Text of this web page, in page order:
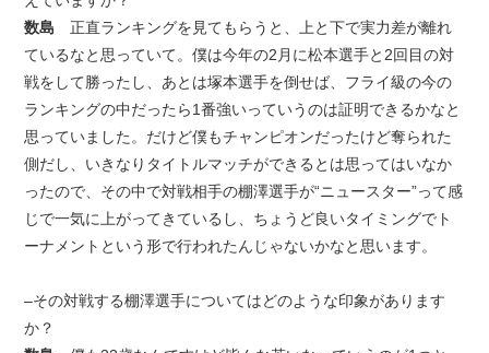
数島 正直ランキングを見てもらうと、上と下で実力差が離れ
ているなと思っていて。僕は今年の2月に松本選手と2回目の対
戦をして勝ったし、あとは塚本選手を倒せば、フライ級の今の
ランキングの中だったら1番強いっていうのは証明できるかなと
思っていました。だけど僕もチャンピオンだったけど奪られた
側だし、いきなりタイトルマッチができるとは思ってはいなか
ったので、その中で対戦相手の棚澤選手が“ニュースター”って感
じで一気に上がってきているし、ちょうど良いタイミングでト
ーナメントという形で行われたんじゃないかなと思います。
–その対戦する棚澤選手についてはどのような印象があります
か？